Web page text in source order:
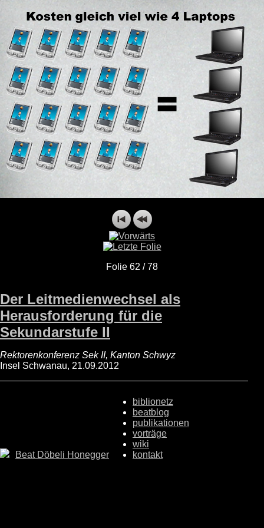
Folie 62 / 78
Der Leitmedienwechsel als
Herausforderung für die
Sekundarstufe II
Rektorenkonferenz Sek II, Kanton Schwyz
Insel Schwanau, 21.09.2012
Beat Döbeli Honegger
biblionetz
beatblog
publikationen
vorträge
wiki
kontakt